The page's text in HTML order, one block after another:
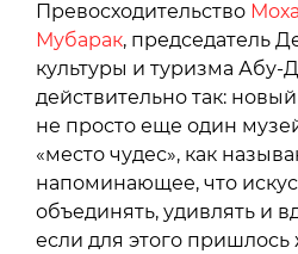
Превосходительство
Мубарак, председатель
культуры и туризма Абу-
действительно так:
не просто еще один
«место чудес», как
напоминающее, что
объединять, удивлять и
если для этого пришлось